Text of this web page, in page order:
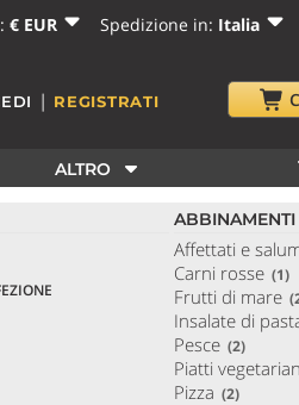
€ EUR Spedizione in: Italia
| REGISTRATI
ALTRO
ABBINAMENTI
Affettati e
Carni rosse (1)
Frutti di mare
Insalate di
Pesce (2)
Piatti
Pizza (2)